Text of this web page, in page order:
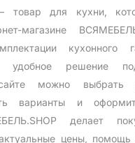
товар для кухни,
магазине
кухонного
удобное решение
можно выбрать
варианты и
делает
цены, помощь